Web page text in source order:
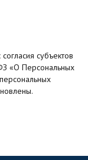
субъектов
«О Персональных